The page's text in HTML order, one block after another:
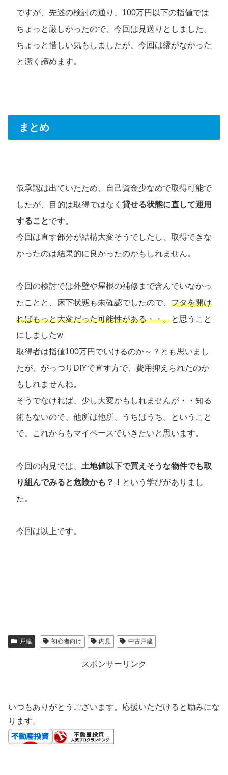
ですが、先述の検討の通り、100万円以下の指値では
ちょっと厳しかったので、今回は見送りとしました。
ちょっと惜しい気もしましたが、今回は縁がなかった
と潔く諦めます。
まとめ
仮承認は出ていたため、自己資金少なめで取得可能で
したが、目的は取得ではなく 貸せる状態に直して運用
することです。
今回は直す部分が結構大変そうでしたし、取得できな
かったのは結果的に良かったのかもしれません。
今回の検討では外壁や屋根の補修まで含んでいなかっ
たことと、床下状態も未確認でしたので、 フタを開け
ればもっと大変だった可能性がある・・。と思うこと
にしましたw
取得者は指値100万円でいけるのか～？とも思いまし
たが、がっつりDIYで直す方で、費用抑えられたのか
もしれませんね。
そうでなければ、少し大変かもしれませんが・・知る
術もないので、他所は他所、うちはうち。ということ
で、これからもマイペースでいきたいと思います。
今回の内見では、 土地値以下で買えそうな物件でも取
り組んでみると危険かも？！ という学びがありまし
た。
今回は以上です。
戸建 初心者向け 内見 中古戸建
スポンサーリンク
いつもありがとうございます。応援いただけると励みにな
ります。